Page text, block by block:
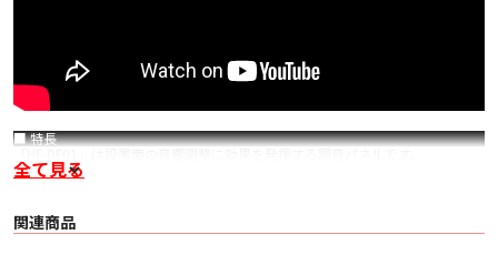
■ 特長
本体には軽量で柔軟性に優れるEVA樹脂素材を採用。パネルの表面には深さの
射面を処理することで、室内で発生する不要な反響音を抑え、定位感の向上や
より自然なサウンドステージを作り出します。
全て見る
関連商品